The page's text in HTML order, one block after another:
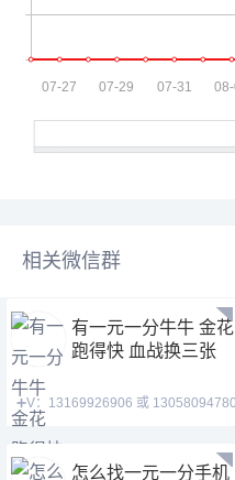
相关微信群
有一元一分牛牛 金花
跑得快 血战换三张
➕V：13169926906 或 13058094780
QQ:3122617673 玩
怎么找一元一分手机